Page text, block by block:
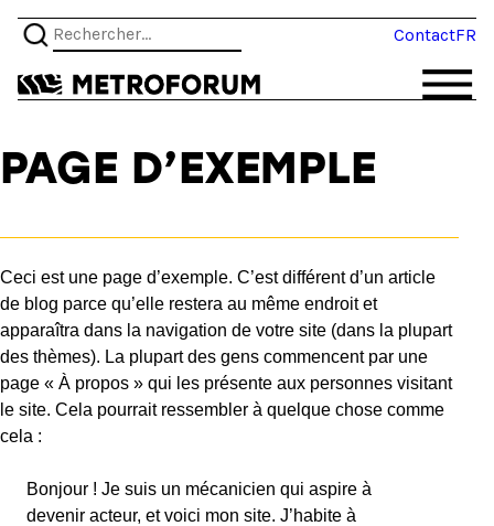
Rechercher : ContactFR
PAGE D’EXEMPLE
Ceci est une page d’exemple. C’est différent d’un article
de blog parce qu’elle restera au même endroit et
apparaîtra dans la navigation de votre site (dans la plupart
des thèmes). La plupart des gens commencent par une
page « À propos » qui les présente aux personnes visitant
le site. Cela pourrait ressembler à quelque chose comme
cela :
Bonjour ! Je suis un mécanicien qui aspire à
devenir acteur, et voici mon site. J’habite à